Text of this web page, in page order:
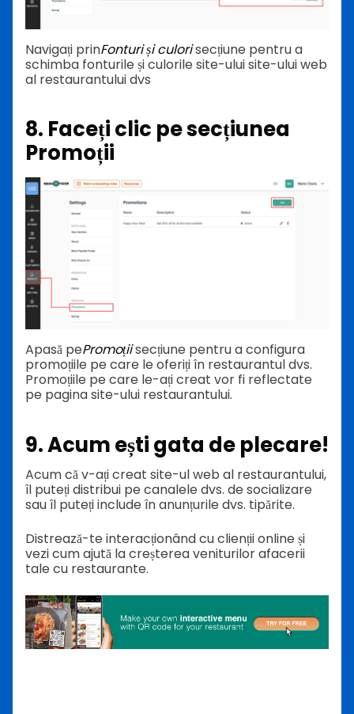
Navigați prinFonturi și culorisecțiune pentru a
schimba fonturile și culorile site-ului site-ului web
al restaurantului dvs
8. Faceți clic pe secțiunea
Promoții
Apasă pePromoțiisecțiune pentru a configura
promoțiile pe care le oferiți în restaurantul dvs.
Promoțiile pe care le-ați creat vor fi reflectate
pe pagina site-ului restaurantului.
9. Acum ești gata de plecare!
Acum că v-ați creat site-ul web al restaurantului,
îl puteți distribui pe canalele dvs. de socializare
sau îl puteți include în anunțurile dvs. tipărite.
Distrează-te interacționând cu clienții online și
vezi cum ajută la creșterea veniturilor afacerii
tale cu restaurante.